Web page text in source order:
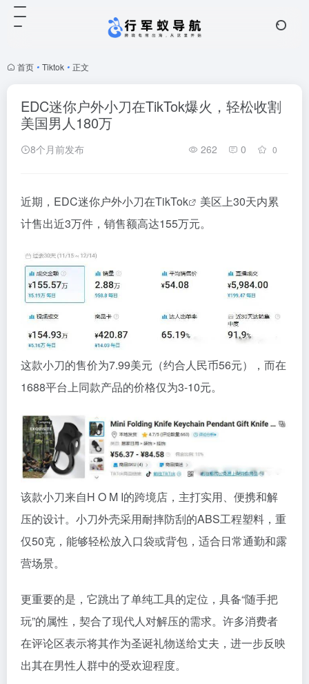
首页 • Tiktok • 正文
EDC迷你户外小刀在TikTok爆火，轻松收割
美国男人180万
8个月前发布 262 0 0
近期，EDC迷你户外小刀在TikTok
美区上30天内累
计售出近3万件，销售额高达155万元。
这款小刀的售价为7.99美元（约合人民币56元），而在
1688平台上同款产品的价格仅为3-10元。
该款小刀来自H O M I的跨境店，主打实用、便携和解
压的设计。小刀外壳采用耐摔防刮的ABS工程塑料，重
仅50克，能够轻松放入口袋或背包，适合日常通勤和露
营场景。
更重要的是，它跳出了单纯工具的定位，具备“随手把
玩”的属性，契合了现代人对解压的需求。许多消费者
在评论区表示将其作为圣诞礼物送给丈夫，进一步反映
出其在男性人群中的受欢迎程度。